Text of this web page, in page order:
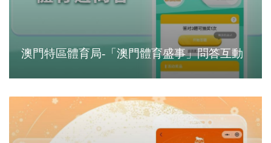
澳門特區體育局-「澳門體育盛事」問答互動